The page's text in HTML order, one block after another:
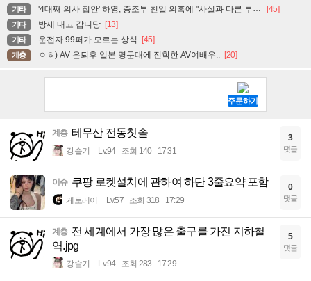
기타 '4대째 의사 집안' 하영, 증조부 친일 의혹에 "사실과 다른 부분 있어" [45]
기타 방세 내고 갑니당 [13]
기타 운전자 99퍼가 모르는 상식 [45]
계층 ㅇㅎ) AV 은퇴후 일본 명문대에 진학한 AV여배우.. [20]
계층 테무산 전동칫솔
강슬기 Lv.94 조회 140 17:31
3
댓글
이슈 쿠팡 로켓설치에 관하여 하단 3줄요약 포함
게토레이 Lv.57 조회 318 17:29
0
댓글
계층 전 세계에서 가장 많은 출구를 가진 지하철
역.jpg
강슬기 Lv.94 조회 283 17:29
5
댓글